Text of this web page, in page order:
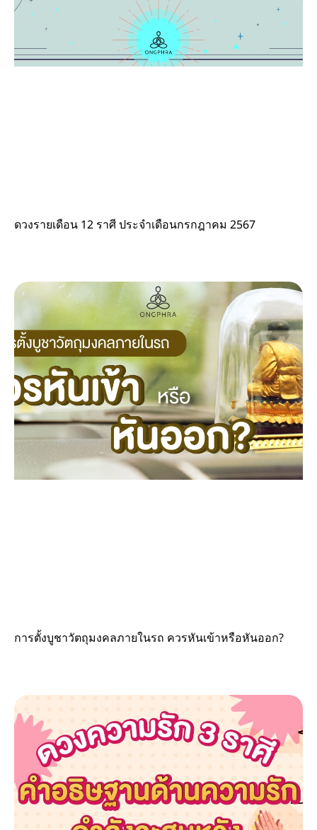
ดวงรายเดือน 12 ราศี ประจำเดือนกรกฎาคม 2567
การตั้งบูชาวัตถุมงคลภายในรถ ควรหันเข้าหรือหันออก?